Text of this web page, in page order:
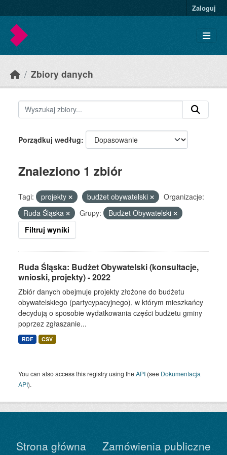
Zaloguj
Zbiory danych
Porządkuj według
Znaleziono 1 zbiór
Tagi: projekty budżet obywatelski
Organizacje:
Ruda Śląska
Grupy:
Budżet Obywatelski
Filtruj wyniki
Ruda Śląska: Budżet Obywatelski (konsultacje,
wnioski, projekty) - 2022
Zbiór danych obejmuje projekty złożone do budżetu
obywatelskiego (partycypacyjnego), w którym mieszkańcy
decydują o sposobie wydatkowania części budżetu gminy
poprzez zgłaszanie...
RDF CSV
You can also access this registry using theAPI (see Dokumentacja
API).
Strona główna Zamówienia publiczne